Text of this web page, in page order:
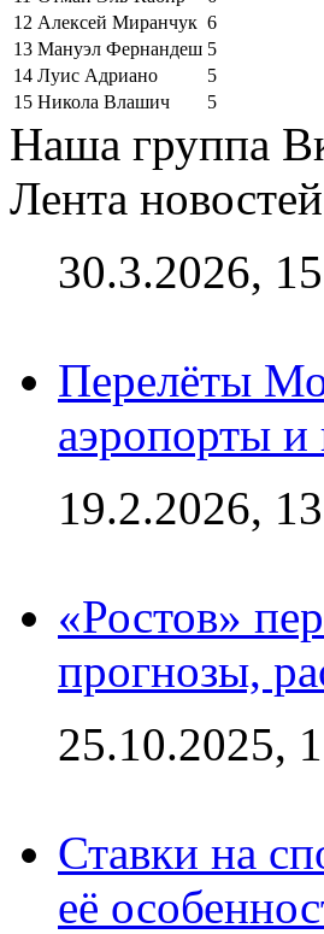
12 Алексей Миранчук 6
13 Мануэл Фернандеш 5
14 Луис Адриано
5
15 Никола Влашич 5
Наша группа
Лента
30.3.2026,
Перелёты
аэропорты и
19.2.2026,
«Ростов»
прогнозы,
25.10.2025,
Ставки на
её